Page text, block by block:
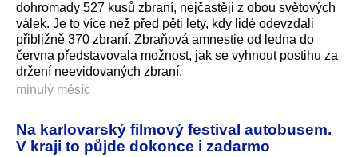
dohromady 527 kusů zbraní, nejčastěji z obou světových
válek. Je to více než před pěti lety, kdy lidé odevzdali
přibližně 370 zbraní. Zbraňová amnestie od ledna do
června představovala možnost, jak se vyhnout postihu za
držení neevidovaných zbraní.
minulý měsíc
Na karlovarský filmový festival autobusem.
V kraji to půjde dokonce i zadarmo